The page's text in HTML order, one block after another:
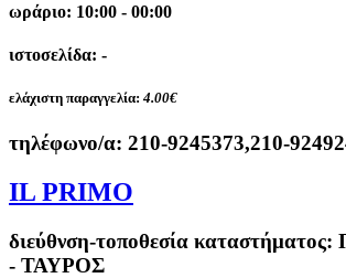
ωράριο: 10:00 - 00:00
ιστοσελίδα: -
ελάχιστη παραγγελία: 4.00€
τηλέφωνο/α: 210-9245373,210-
IL PRIMO
διεύθνση-τοποθεσία καταστήματος:
- ΤΑΥΡΟΣ